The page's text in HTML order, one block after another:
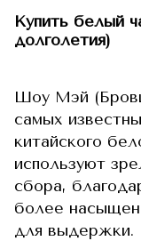
Купить белый
долголетия)
Шоу Мэй
самых
китайского
используют
сбора,
более
для выдержки.